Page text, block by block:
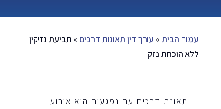
עמוד הבית» עורך דין תאונות דרכים » תביעת נזיקין
ללא הוכחת נזק
תאונת דרכים עם נפגעים היא אירוע